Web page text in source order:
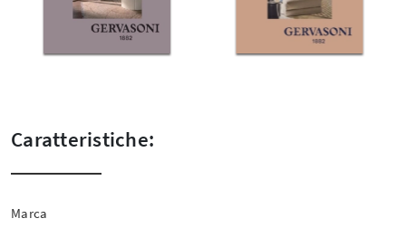
Caratteristiche:
Marca